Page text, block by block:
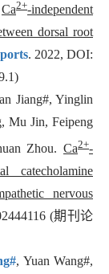
Ca2+-independent
dorsal root
. 2022, DOI:
Jiang#, Yinglin
Mu Jin, Feipeng
Zhou. Ca2+-
catecholamine
nervous
(期刊论
, Yuan Wang#,